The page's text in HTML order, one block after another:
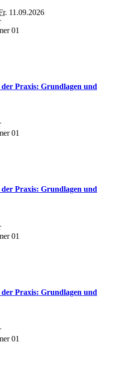
11.09.2026
01
Praxis: Grundlagen und
01
Praxis: Grundlagen und
01
Praxis: Grundlagen und
01